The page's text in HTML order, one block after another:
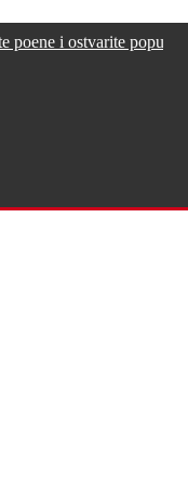
popuste >>>